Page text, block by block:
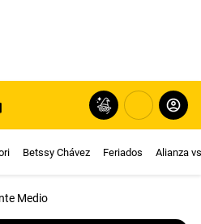
Betssy Chávez Feriados Alianza
Medio